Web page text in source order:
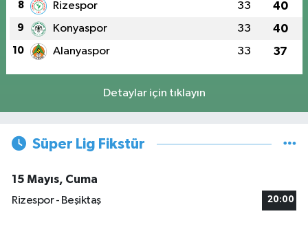
8 Rizespor 33 40
9 Konyaspor 33 40
10 Alanyaspor 33 37
Detaylar için tıklayın
Süper Lig Fikstür
15 Mayıs, Cuma
Rizespor - Beşiktaş
20:00